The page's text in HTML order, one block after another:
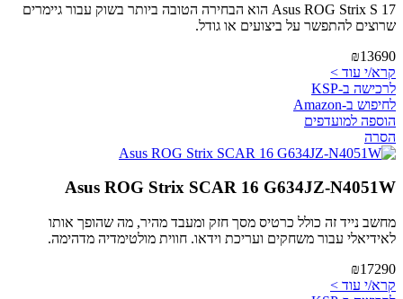
Asus ROG Strix S 17 הוא הבחירה הטובה ביותר בשוק עבור גיימרים
שרוצים להתפשר על ביצועים או גודל.
₪13690
קרא/י עוד >
לרכישה ב-KSP
לחיפוש ב-Amazon
הוספה למועדפים
הסרה
Asus ROG Strix SCAR 16 G634JZ-N4051W
מחשב נייד זה כולל כרטיס מסך חזק ומעבד מהיר, מה שהופך אותו
לאידיאלי עבור משחקים ועריכת וידאו. חווית מולטימדיה מדהימה.
₪17290
קרא/י עוד >